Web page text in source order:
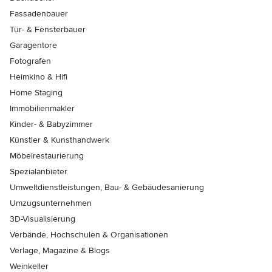
Fassadenbauer
Tür- & Fensterbauer
Garagentore
Fotografen
Heimkino & Hifi
Home Staging
Immobilienmakler
Kinder- & Babyzimmer
Künstler & Kunsthandwerk
Möbelrestaurierung
Spezialanbieter
Umweltdienstleistungen, Bau- & Gebäudesanierung
Umzugsunternehmen
3D-Visualisierung
Verbände, Hochschulen & Organisationen
Verlage, Magazine & Blogs
Weinkeller